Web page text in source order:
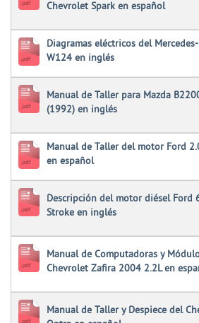
Chevrolet Spark en español
Diagramas eléctricos del
W124 en inglés
Manual de Taller para Mazda
(1992) en inglés
Manual de Taller del motor Ford
en español
Descripción del motor diésel Ford
Stroke en inglés
Manual de Computadoras y
Chevrolet Zafira 2004 2.2L en
Manual de Taller y Despiece del